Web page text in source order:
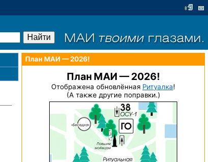
План МАИ — 2026!
План МАИ — 2026!
Отображена обновлённая Ритуалка!
(А также другие поправки.)